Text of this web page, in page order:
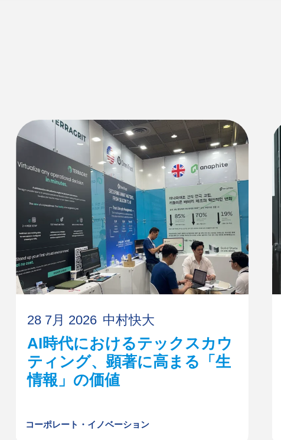
28 7月 2026 中村快大
AI時代におけるテックスカウ
ティング、顕著に高まる「生
情報」の価値
コーポレート・イノベーション